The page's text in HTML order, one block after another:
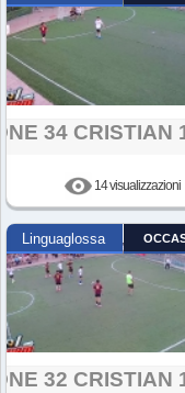
34 CRISTIAN
14 visualizzazioni
Linguaglossa
32 CRISTIAN